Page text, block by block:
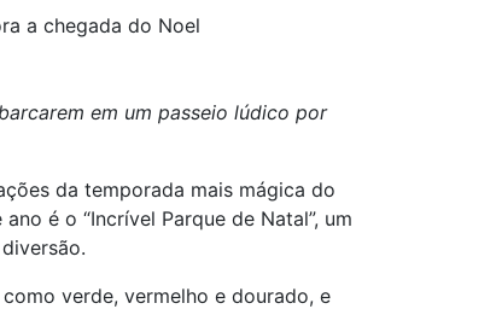
a chegada do Noel
em um passeio lúdico por
da temporada mais mágica do
é o “Incrível Parque de Natal”, um
verde, vermelho e dourado, e